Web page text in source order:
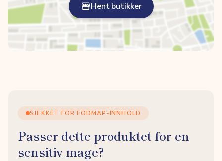
Hent butikker
SJEKKET FOR FODMAP-INNHOLD
Passer dette produktet for en
sensitiv mage?